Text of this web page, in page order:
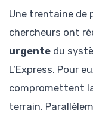
Une trentaine de
chercheurs ont
urgente du
L’Express. Pour
compromettent
terrain.